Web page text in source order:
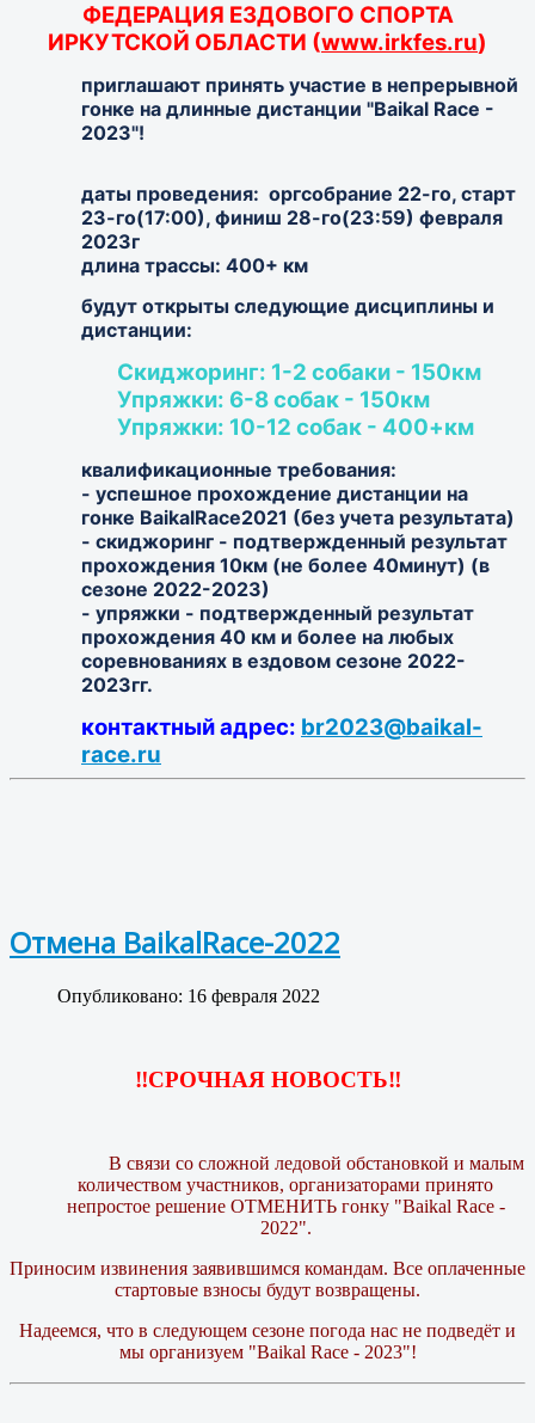
ФЕДЕРАЦИЯ ЕЗДОВОГО СПОРТА
ИРКУТСКОЙ ОБЛАСТИ (www.irkfes.ru)
приглашают принять участие в непрерывной
гонке на длинные дистанции "Baikal Race -
2023"!
даты проведения: оргсобрание 22-го, старт
23-го(17:00), финиш 28-го(23:59) февраля
2023г
длина трассы: 400+ км
будут открыты следующие дисциплины и
дистанции:
Скиджоринг: 1-2 собаки - 150км
Упряжки: 6-8 собак - 150км
Упряжки: 10-12 собак - 400+км
квалификационные требования:
- успешное прохождение дистанции на
гонке BaikalRace2021 (без учета результата)
- скиджоринг - подтвержденный результат
прохождения 10км (не более 40минут) (в
сезоне 2022-2023)
- упряжки - подтвержденный результат
прохождения 40 км и более на любых
соревнованиях в ездовом сезоне 2022-
2023гг.
контактный адрес: br2023@baikal-
race.ru
Отмена BaikalRace-2022
Опубликовано: 16 февраля 2022
‼️СРОЧНАЯ НОВОСТЬ‼️
В связи со сложной ледовой обстановкой и малым
количеством участников, организаторами принято
непростое решение ОТМЕНИТЬ гонку "Baikal Race -
2022".
Приносим извинения заявившимся командам. Все оплаченные
стартовые взносы будут возвращены.
Надеемся, что в следующем сезоне погода нас не подведёт и
мы организуем "Baikal Race - 2023"!